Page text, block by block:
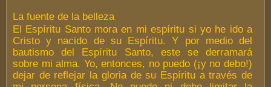
La fuente de la belleza
El Espíritu Santo mora en mi espíritu si yo he ido a
Cristo y nacido de su Espíritu. Y por medio del
bautismo del Espíritu Santo, este se derramará
sobre mi alma. Yo, entonces, no puedo (¡y no debo!)
dejar de reflejar la gloria de su Espíritu a través de